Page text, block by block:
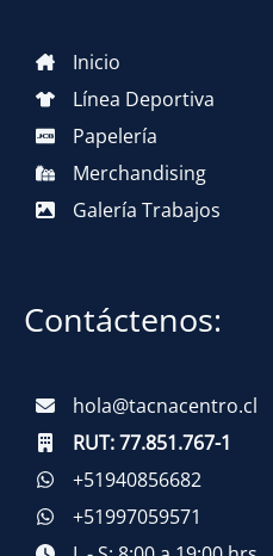
Inicio
Línea Deportiva
Papelería
Merchandising
Galería Trabajos
Contáctenos:
hola@tacnacentro.cl
RUT:77.851.767-1
+51940856682
+51997059571